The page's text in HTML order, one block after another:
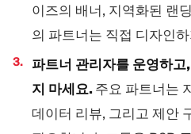
이즈의 배너, 지역화된 랜
의 파트너는 직접 디자인
파트너 관리자를 운영하
지 마세요.주요 파트너는
데이터 리뷰, 그리고 제안